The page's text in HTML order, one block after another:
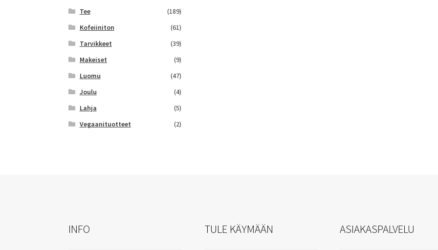
Tee
(189)
Kofeiiniton
(61)
Tarvikkeet
(39)
Makeiset
(9)
Luomu
(47)
Joulu
(4)
Lahja
(5)
Vegaanituotteet
(2)
INFO TULE KÄYMÄÄN ASIAKASPALVELU